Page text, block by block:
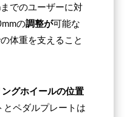
でのユーザーに対
の調整が可能な
体重を支えること
グホイールの位置
とペダルプレートは